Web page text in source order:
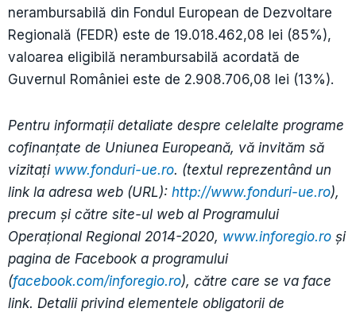
nerambursabilă din Fondul European de Dezvoltare
Regională (FEDR) este de 19.018.462,08 lei (85%),
valoarea eligibilă nerambursabilă acordată de
Guvernul României este de 2.908.706,08 lei (13%).
Pentru informaţii detaliate despre celelalte programe
cofinanţate de Uniunea Europeană, vă invităm să
vizitaţi www.fonduri-ue.ro. (textul reprezentând un
link la adresa web (URL): http://www.fonduri-ue.ro),
precum şi către site-ul web al Programului
Operaţional Regional 2014-2020, www.inforegio.ro și
pagina de Facebook a programului
(facebook.com/inforegio.ro), către care se va face
link. Detalii privind elementele obligatorii de